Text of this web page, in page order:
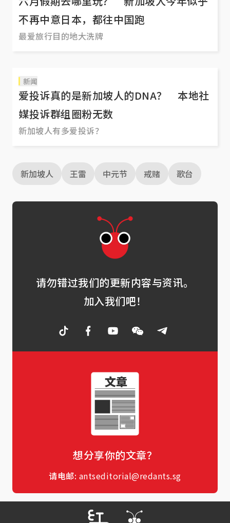
不再中意日本，都往中国跑
最爱旅行目的地大洗牌
新闻
爱投诉真的是新加坡人的DNA？ 本地社
媒投诉群组圈粉无数
新加坡人有多爱投诉？
新加坡人 王雷 中元节 戒赌 歌台
请勿错过我们的更新内容与资讯。
加入我们吧！
想分享你的文章？
请电邮: antseditorial@redants.sg